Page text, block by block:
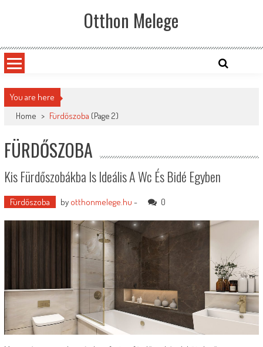
Otthon Melege
You are here
Home > Fürdőszoba (Page 2)
FÜRDŐSZOBA
Kis Fürdőszobákba Is Ideális A Wc És Bidé Egyben
Fürdőszoba by otthonmelege.hu - 0